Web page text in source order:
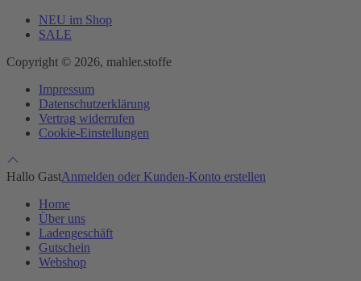
NEU im Shop
SALE
Copyright © 2026, mahler.stoffe
Impressum
Datenschutzerklärung
Vertrag widerrufen
Cookie-Einstellungen
Hallo GastAnmelden oder Kunden-Konto erstellen
Home
Über uns
Ladengeschäft
Gutschein
Webshop